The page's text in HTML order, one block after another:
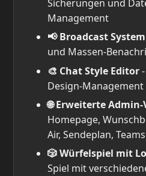
Sicherungen und
Management
📢 Broadcast System
und Massen-
🎨 Chat Style Editor
Design-Management
🌐 Erweiterte
Homepage,
Air, Sendeplan,
🎲 Würfelspiel mit
Spiel mit